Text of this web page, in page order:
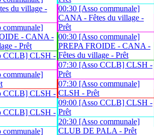
du village -
communale]
- CANA -
- Prêt
CCLB] CLSH -
communale]
CCLB] CLSH -
CCLB] CLSH -
communale]
00:30 [Asso communale]
CANA - Fêtes du village -
Prêt
00:30 [Asso communale]
PREPA FROIDE - CANA -
Fêtes du village - Prêt
07:30 [Asso CCLB] CLSH -
Prêt
07:30 [Asso communale]
CLSH - Prêt
09:00 [Asso CCLB] CLSH -
Prêt
20:30 [Asso communale]
CLUB DE PALA - Prêt